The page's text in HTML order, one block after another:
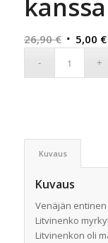
kanssa
26,90€ 5,00 €
Kuvaus
Kuvaus
Venäjän entinen
Litvinenko
Litvinenkon oli